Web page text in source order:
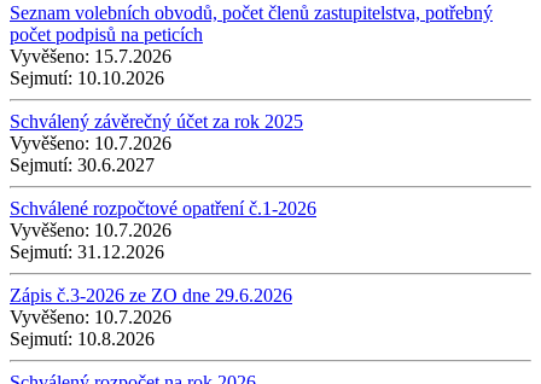
Seznam volebních obvodů, počet členů zastupitelstva, potřebný
počet podpisů na peticích
Vyvěšeno: 15.7.2026
Sejmutí: 10.10.2026
Schválený závěrečný účet za rok 2025
Vyvěšeno: 10.7.2026
Sejmutí: 30.6.2027
Schválené rozpočtové opatření č.1-2026
Vyvěšeno: 10.7.2026
Sejmutí: 31.12.2026
Zápis č.3-2026 ze ZO dne 29.6.2026
Vyvěšeno: 10.7.2026
Sejmutí: 10.8.2026